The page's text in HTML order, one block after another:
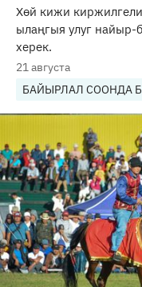
Хөй кижи
ылаңгыя улуг найыр-
херек.
21 августа
БАЙЫРЛАЛ СООНДА